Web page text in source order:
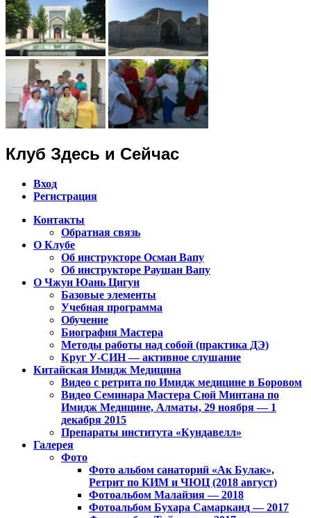
Клуб Здесь и Сейчас
Вход
Регистрация
Клуб Чжун Юань Цигун в городах
Алматы, Астана, Павлодар,
Петропавловск, Экибастуз, Бишкек…
Контакты
Обратная связь
О Клубе
Об инструкторе Осман Вапу
Об инструкторе Раушан Вапу
О Чжун Юань Цигун
Базовые элементы
Учебная программа
Обучение
Биография Мастера
Методы работы над собой (практика ДЭ)
Круг У-СИН — активное слушание
Китайская Имидж Медицина
Видео с ретрита по Имидж медицине в Боровом
Видео Семинара Мастера Сюй Минтана по
Имидж Медицине, Алматы, 29 ноября — 1
декабря 2015
Препараты института «Кундавелл»
Галерея
Фото
Фото альбом санаторий «Ак Булак»,
Ретрит по КИМ и ЧЮЦ (2018 август)
Фотоальбом Малайзия — 2018
Фотоальбом Бухара Самарканд — 2017